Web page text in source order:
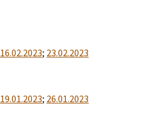
16.02.2023; 23.02.2023
19.01.2023; 26.01.2023